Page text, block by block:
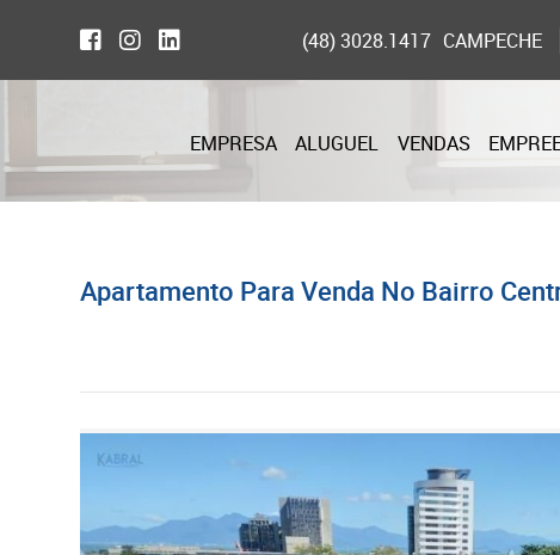
(48) 3028.1417 CAMPECHE
EMPRESA ALUGUEL VENDAS
Apartamento Para Venda No Bairro